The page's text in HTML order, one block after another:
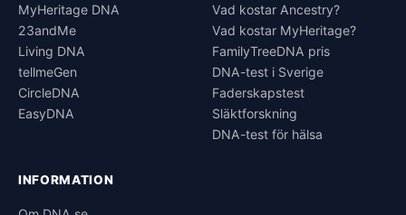
MyHeritage DNA
23andMe
Living DNA
tellmeGen
CircleDNA
EasyDNA
Vad kostar Ancestry?
Vad kostar MyHeritage?
FamilyTreeDNA pris
DNA-test i Sverige
Faderskapstest
Släktforskning
DNA-test för hälsa
INFORMATION